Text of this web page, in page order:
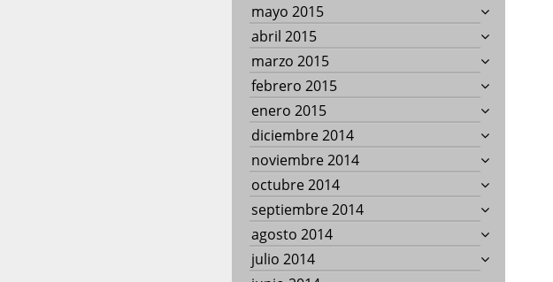
mayo 2015
abril 2015
marzo 2015
febrero 2015
enero 2015
diciembre 2014
noviembre 2014
octubre 2014
septiembre 2014
agosto 2014
julio 2014